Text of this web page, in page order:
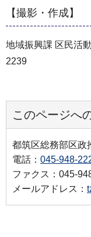
【撮影・作成】
地域振興課 区民活
2239
このページへ
都筑区総務部区政
電話： 045-948-
ファクス：045-
メールアドレス：